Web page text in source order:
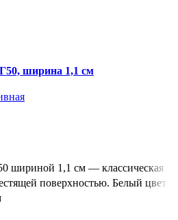
ширина 1,1 см
шириной 1,1 см — классическая
поверхностью. Белый цвет